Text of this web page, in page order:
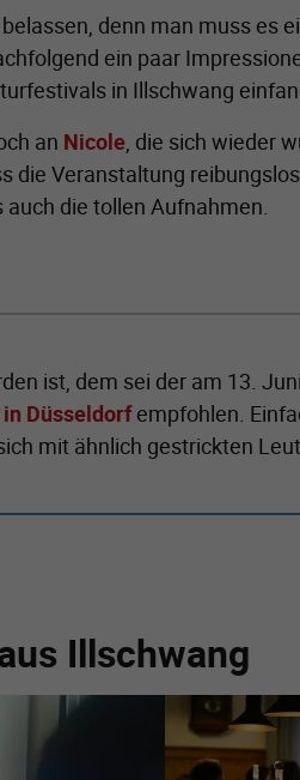
denn man muss es
ein paar
in Illschwang
an Nicole , die sich wieder
die Veranstaltung
die tollen Aufnahmen.
ist, dem sei der am 13.
Düsseldorfempfohlen.
mit ähnlich gestrickten
Illschwang
Zeige